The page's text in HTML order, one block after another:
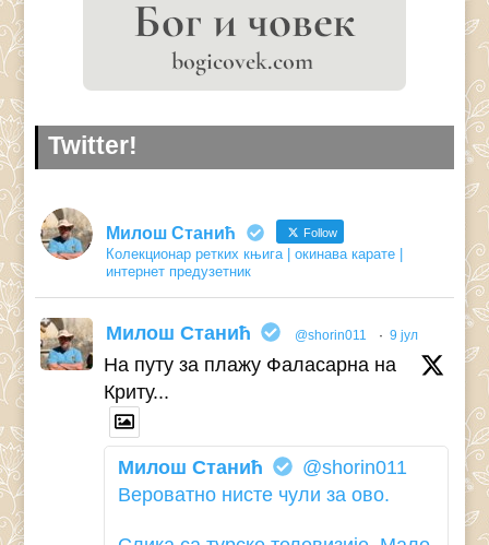
Twitter!
Милош Станић Follow
Колекционар ретких књига | окинава карате |
интернет предузетник
Милош Станић @shorin011 · 9 јул
На путу за плажу Фаласарна на
Криту...
Милош Станић
@shorin011
Вероватно нисте чули за ово.